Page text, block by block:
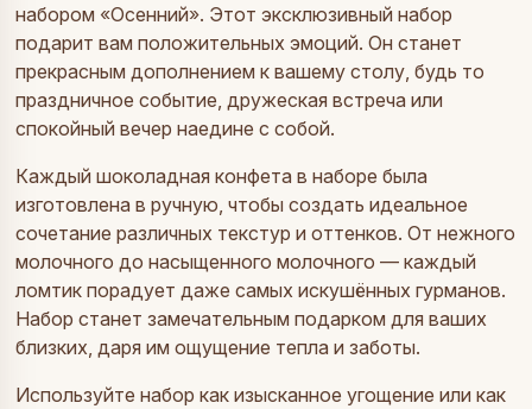
набором «Осенний». Этот эксклюзивный набор
подарит вам положительных эмоций. Он станет
прекрасным дополнением к вашему столу, будь то
праздничное событие, дружеская встреча или
спокойный вечер наедине с собой.
Каждый шоколадная конфета в наборе была
изготовлена в ручную, чтобы создать идеальное
сочетание различных текстур и оттенков. От нежного
молочного до насыщенного молочного — каждый
ломтик порадует даже самых искушённых гурманов.
Набор станет замечательным подарком для ваших
близких, даря им ощущение тепла и заботы.
Используйте набор как изысканное угощение или как